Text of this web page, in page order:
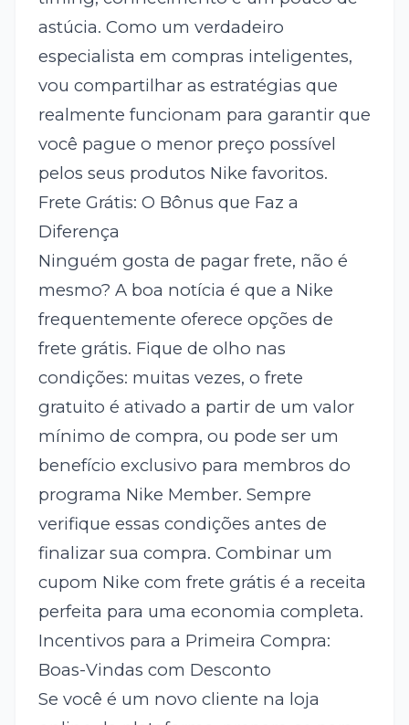
astúcia. Como um verdadeiro
especialista em compras inteligentes,
vou compartilhar as estratégias que
realmente funcionam para garantir que
você pague o menor preço possível
pelos seus produtos Nike favoritos.
Frete Grátis: O Bônus que Faz a
Diferença
Ninguém gosta de pagar frete, não é
mesmo? A boa notícia é que a Nike
frequentemente oferece opções de
frete grátis. Fique de olho nas
condições: muitas vezes, o frete
gratuito é ativado a partir de um valor
mínimo de compra, ou pode ser um
benefício exclusivo para membros do
programa Nike Member. Sempre
verifique essas condições antes de
finalizar sua compra. Combinar um
cupom Nike com frete grátis é a receita
perfeita para uma economia completa.
Incentivos para a Primeira Compra:
Boas-Vindas com Desconto
Se você é um novo cliente na loja